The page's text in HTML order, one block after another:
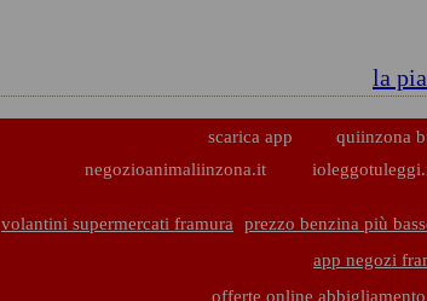
la
scarica app quiinzona
negozioanimaliinzona.it
volantini supermercati framura prezzo benzina più
app negozi
offerte online